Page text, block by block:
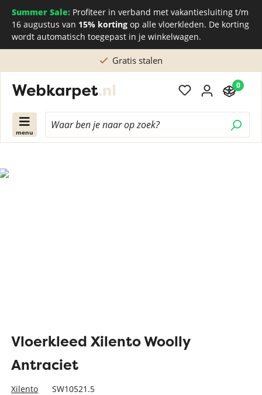
Summer Sale: Profiteer in verband met vakantiesluiting t/m
16 augustus van 15% korting op alle vloerkleden. De korting
wordt automatisch toegepast in je winkelwagen.
Gratis stalen
menu
0
Vloerkleed Xilento Woolly
Antraciet
Xilento SW10521.5